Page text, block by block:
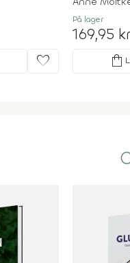
favorite
På lager
169,95 kr
shopping_bag